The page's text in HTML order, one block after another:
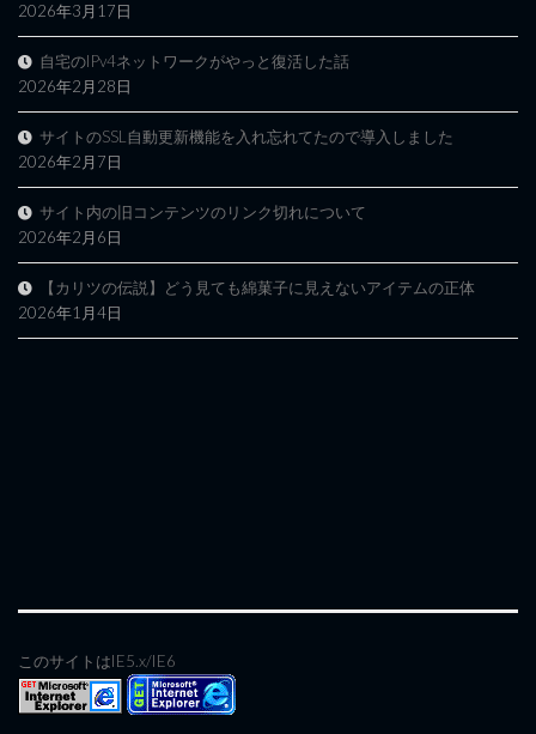
2026年3月17日
自宅のIPv4ネットワークがやっと復活した話
2026年2月28日
サイトのSSL自動更新機能を入れ忘れてたので導入しました
2026年2月7日
サイト内の旧コンテンツのリンク切れについて
2026年2月6日
【カリツの伝説】どう見ても綿菓子に見えないアイテムの正体
2026年1月4日
このサイトはIE5.x/IE6